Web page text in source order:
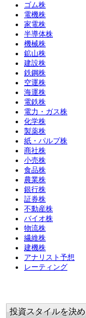
ゴム株
電機株
家電株
半導体株
機械株
鉱山株
建設株
鉄鋼株
空運株
海運株
電鉄株
電力・ガス株
化学株
製薬株
紙・パルプ株
商社株
小売株
食品株
農業株
銀行株
証券株
不動産株
バイオ株
物流株
繊維株
建機株
アナリスト予想
レーティング
投資スタイルを決